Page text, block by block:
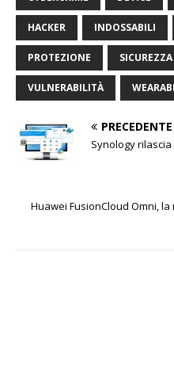
HACKER INDOSSABILI
PROTEZIONE SICUREZZA
VULNERABILITÀ
PRECEDENTE
Synology
Huawei FusionCloud Omni,